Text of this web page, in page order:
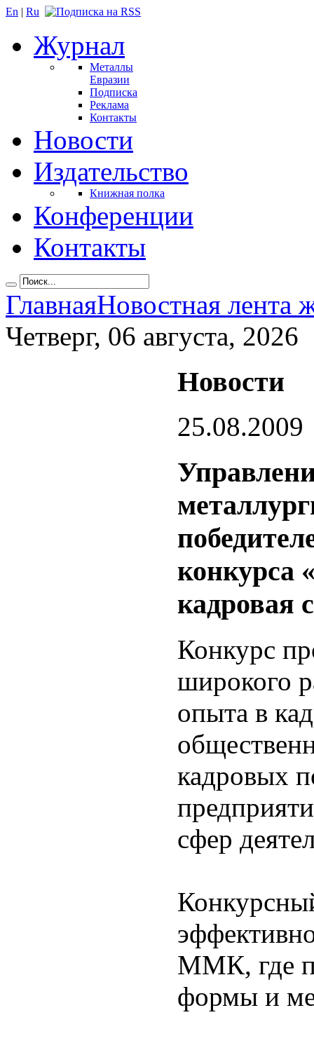
En | Ru
Журнал
Металлы
Евразии
Подписка
Реклама
Контакты
Новости
Издательство
Книжная полка
Конференции
Контакты
ГлавнаяНовостная лента
Четверг, 06 августа, 2026
Новости
25.08.2009
конкурса
кадровая
Конкурс
широкого
опыта в
кадровых
сфер
ММК, где
формы и